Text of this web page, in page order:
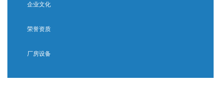
企业文化
荣誉资质
厂房设备